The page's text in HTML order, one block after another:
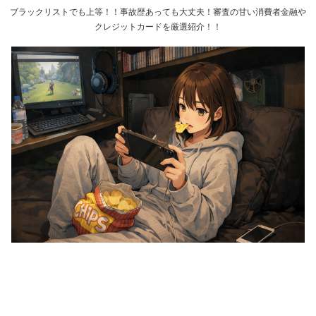
ブラックリストでも上等！！事故歴あっても大丈夫！審査の甘い消費者金融や
クレジットカードを厳選紹介！！